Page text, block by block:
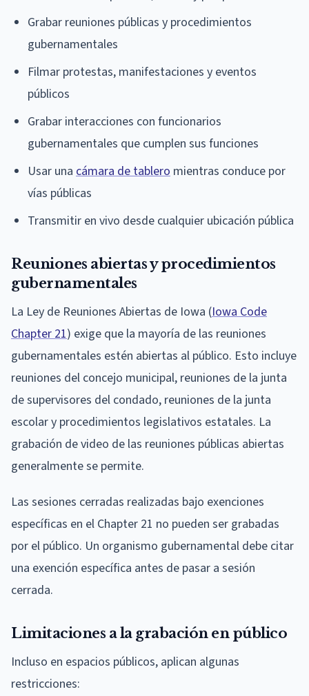
Grabar reuniones públicas y procedimientos
gubernamentales
Filmar protestas, manifestaciones y eventos
públicos
Grabar interacciones con funcionarios
gubernamentales que cumplen sus funciones
Usar una cámara de tablero mientras conduce por
vías públicas
Transmitir en vivo desde cualquier ubicación pública
Reuniones abiertas y procedimientos
gubernamentales
La Ley de Reuniones Abiertas de Iowa (Iowa Code
Chapter 21) exige que la mayoría de las reuniones
gubernamentales estén abiertas al público. Esto incluye
reuniones del concejo municipal, reuniones de la junta
de supervisores del condado, reuniones de la junta
escolar y procedimientos legislativos estatales. La
grabación de video de las reuniones públicas abiertas
generalmente se permite.
Las sesiones cerradas realizadas bajo exenciones
específicas en el Chapter 21 no pueden ser grabadas
por el público. Un organismo gubernamental debe citar
una exención específica antes de pasar a sesión
cerrada.
Limitaciones a la grabación en público
Incluso en espacios públicos, aplican algunas
restricciones: